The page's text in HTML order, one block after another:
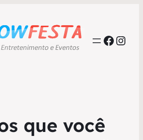
que você